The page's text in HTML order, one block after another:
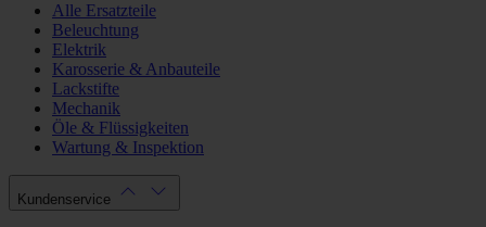
Alle Ersatzteile
Beleuchtung
Elektrik
Karosserie & Anbauteile
Lackstifte
Mechanik
Öle & Flüssigkeiten
Wartung & Inspektion
Kundenservice